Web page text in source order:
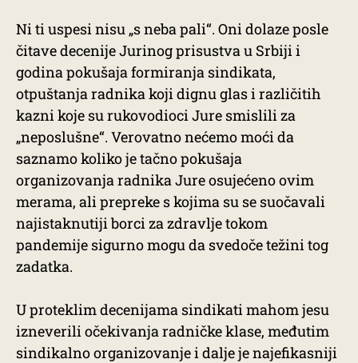
Ni ti uspesi nisu „s neba pali“. Oni dolaze posle
čitave decenije Jurinog prisustva u Srbiji i
godina pokušaja formiranja sindikata,
otpuštanja radnika koji dignu glas i različitih
kazni koje su rukovodioci Jure smislili za
„neposlušne“. Verovatno nećemo moći da
saznamo koliko je tačno pokušaja
organizovanja radnika Jure osujećeno ovim
merama, ali prepreke s kojima su se suočavali
najistaknutiji borci za zdravlje tokom
pandemije sigurno mogu da svedoče težini tog
zadatka.
U proteklim decenijama sindikati mahom jesu
izneverili očekivanja radničke klase, međutim
sindikalno organizovanje i dalje je najefikasniji